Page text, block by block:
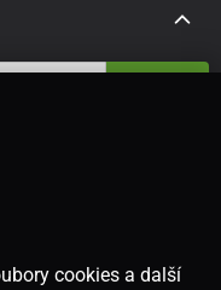
cookies a další